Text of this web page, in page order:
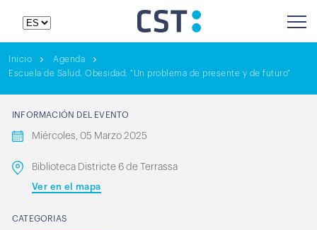
Inicio
Agenda
Escuela de Salud. Obesidad: "Un problema de presente y de futuro"
INFORMACIÓN DEL EVENTO
Miércoles, 05 Marzo 2025
Biblioteca Districte 6 de Terrassa
Ver en el mapa
CATEGORIAS